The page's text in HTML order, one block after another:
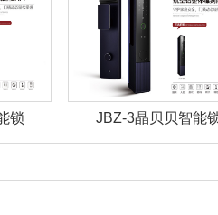
锁 JBZ-3晶贝贝智能